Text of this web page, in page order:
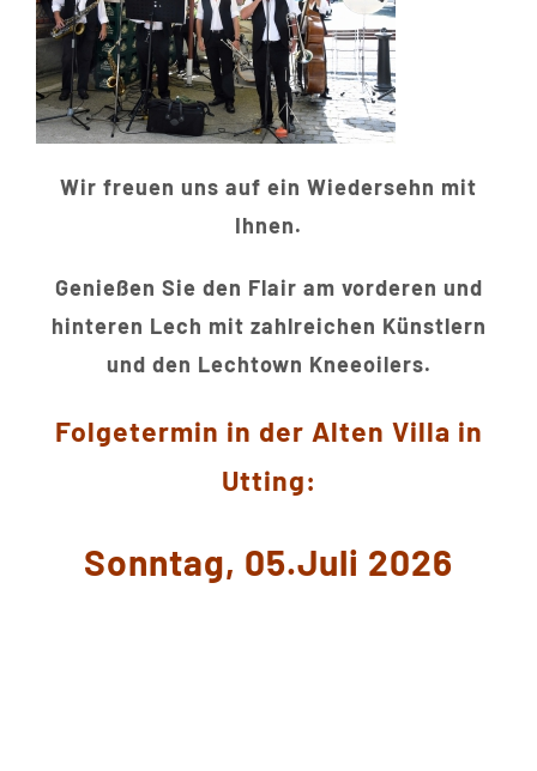
Wir freuen uns auf ein Wiedersehn mit
Ihnen.
Genießen Sie den Flair am vorderen und
hinteren Lech mit zahlreichen Künstlern
und den Lechtown Kneeoilers.
Folgetermin in der Alten Villa in
Utting:
Sonntag, 05.Juli 2026